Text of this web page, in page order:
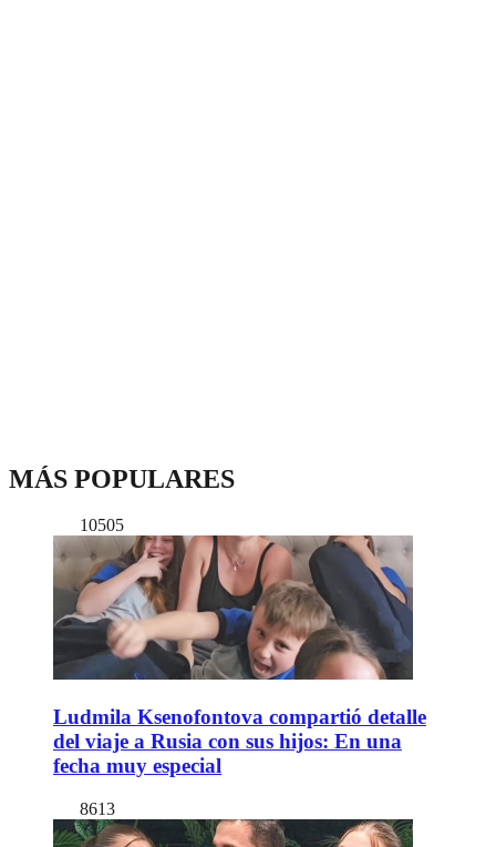
MÁS POPULARES
10505
Ludmila Ksenofontova compartió detalle
del viaje a Rusia con sus hijos: En una
fecha muy especial
8613